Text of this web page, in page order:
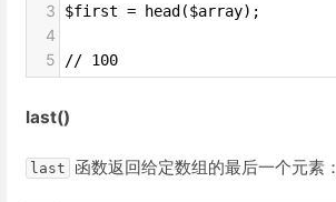
3
$first = head($array);
4
5
// 100
last()
last 函数返回给定数组的最后一个元素：